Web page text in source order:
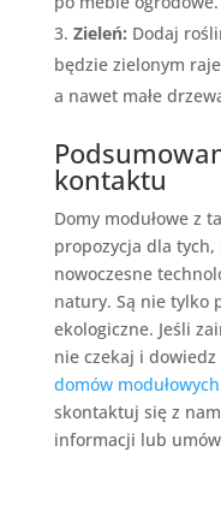
Zieleń: Dodaj
będzie zielonym
a nawet małe
kontaktu
Domy modułowe z
propozycja dla tych,
nowoczesne
natury. Są nie tylko
ekologiczne. Jeśli
nie czekaj i
domów modułowych
skontaktuj się z
informacji lub